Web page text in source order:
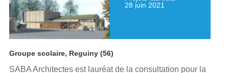
28 juin 2021
Groupe scolaire, Reguiny (56)
SABA Architectes est lauréat de la consultation pour la